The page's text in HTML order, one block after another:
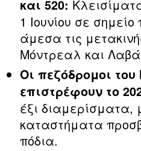
και 520:
1 Ιουνίου σε
άμεσα τις
Μόντρεαλ και
Οι πεζόδρομοι
επιστρέφουν το
έξι
καταστήματα
πόδια.